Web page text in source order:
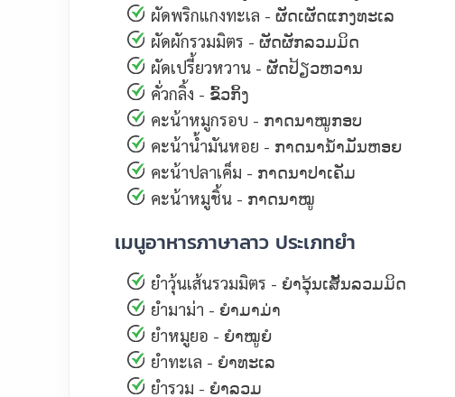
ผัดพริกแกงทะเล - ຜັດເຜັດແກງທະເລ
ผัดผักรวมมิตร - ຜັດຜັກລວມມິດ
ผัดเปรี้ยวหวาน - ຜັດປ້ຽວຫວານ
คั่วกลิ้ง - ຂົ້ວກິ້ງ
คะน้าหมูกรอบ - ກາດນາໝູກອບ
คะน้าน้ำมันหอย - ກາດນານ້ຳມັນຫອຍ
คะน้าปลาเค็ม - ກາດນາປາເຄັມ
คะน้าหมูชิ้น - ກາດນາໝູ
เมนูอาหารภาษาลาว ประเภทยำ
ยำวุ้นเส้นรวมมิตร - ຍຳວຸ້ນເສັ້ນລວມມິດ
ยำมาม่า - ຍຳມາມ່າ
ยำหมูยอ - ຍຳໝູຍໍ
ยำทะเล - ຍຳທະເລ
ยำรวม - ຍຳລວມ